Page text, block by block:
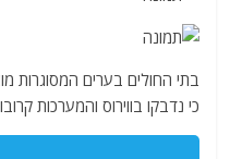
בתי החולים בערים המסוגרות
כי נדבקו בווירוס והמערכות